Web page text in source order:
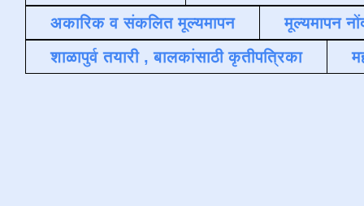
अकारिक व संकलित मूल्यमापन
मूल्यमापन
शाळापुर्व तयारी , बालकांसाठी कृतीपत्रिका